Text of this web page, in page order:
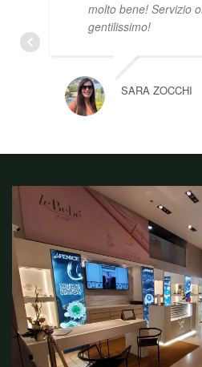
molto bene! Servizio
gentilissimo!
SARA ZOCCHI